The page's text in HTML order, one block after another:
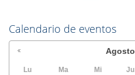
Calendario de eventos
Agosto
Lu Ma Mi Ju